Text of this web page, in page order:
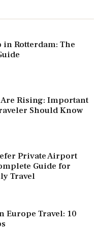
Rotterdam: The
Are Rising: Important
Should Know
Private Airport
Guide for
Travel
Europe Travel: 10